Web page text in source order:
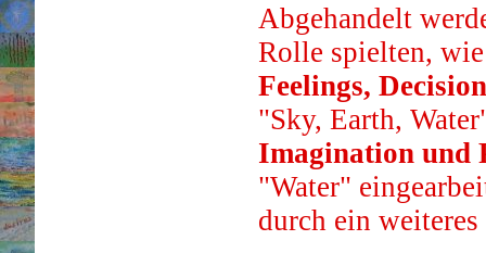
Abgehandelt
Rolle spielten,
Feelings,
"Sky, Earth,
Imagination und
"Water"
durch ein